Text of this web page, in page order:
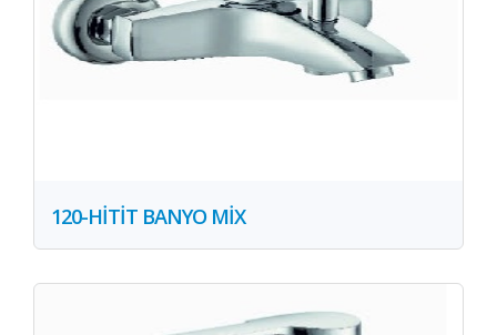
120-HİTİT BANYO MİX